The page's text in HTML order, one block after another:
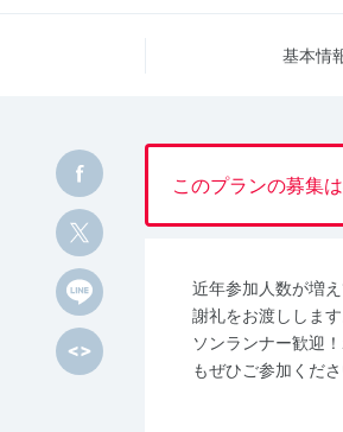
基本情
このプランの募集
近年参加人数が増
謝礼をお渡ししま
ソンランナー歓迎
もぜひご参加くだ